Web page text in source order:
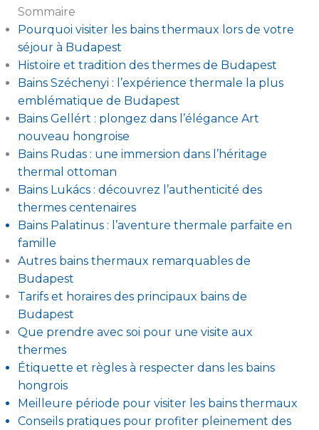
Sommaire
Pourquoi visiter les bains thermaux lors de votre
séjour à Budapest
Histoire et tradition des thermes de Budapest
Bains Széchenyi : l’expérience thermale la plus
emblématique de Budapest
Bains Gellért : plongez dans l’élégance Art
nouveau hongroise
Bains Rudas : une immersion dans l’héritage
thermal ottoman
Bains Lukács : découvrez l’authenticité des
thermes centenaires
Bains Palatinus : l’aventure thermale parfaite en
famille
Autres bains thermaux remarquables de
Budapest
Tarifs et horaires des principaux bains de
Budapest
Que prendre avec soi pour une visite aux
thermes
Étiquette et règles à respecter dans les bains
hongrois
Meilleure période pour visiter les bains thermaux
Conseils pratiques pour profiter pleinement des